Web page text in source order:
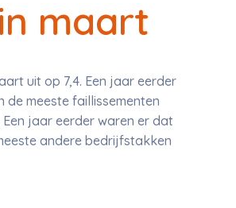
maart
uit op 7,4. Een jaar eerder
meeste faillissementen
jaar eerder waren er dat
andere bedrijfstakken